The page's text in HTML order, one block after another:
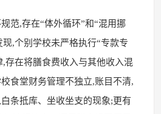
范,存在“体外循环”和“混用挪
,个别学校未严格执行“专款专
,存在将膳食费收入与其他收入混
食堂财务管理不独立,账目不清,
条抵库、坐收坐支的现象;更有